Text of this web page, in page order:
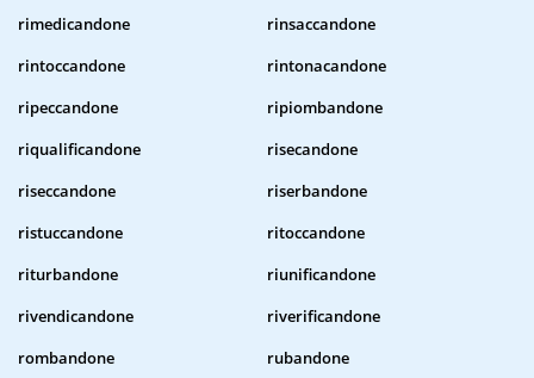
rimedicandone
rinsaccandone
rintoccandone
rintonacandone
ripeccandone
ripiombandone
riqualificandone
risecandone
riseccandone
riserbandone
ristuccandone
ritoccandone
riturbandone
riunificandone
rivendicandone
riverificandone
rombandone
rubandone